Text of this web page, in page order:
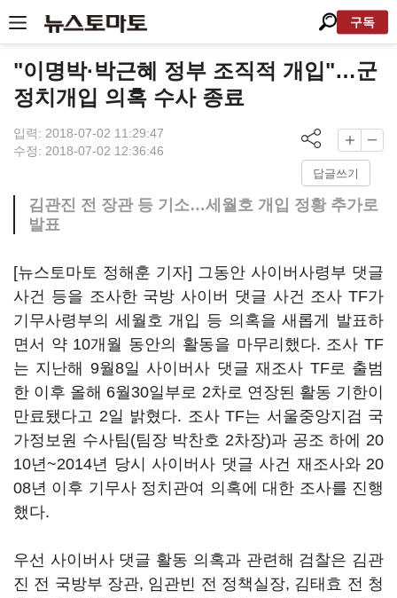
구독
"이명박·박근혜 정부 조직적 개입"…군
정치개입 의혹 수사 종료
입력: 2018-07-02 11:29:47
수정: 2018-07-02 12:36:46
답글쓰기
김관진 전 장관 등 기소…세월호 개입 정황 추가로
발표
[뉴스토마토 정해훈 기자] 그동안 사이버사령부 댓글
사건 등을 조사한 국방 사이버 댓글 사건 조사 TF가
기무사령부의 세월호 개입 등 의혹을 새롭게 발표하
면서 약 10개월 동안의 활동을 마무리했다. 조사 TF
는 지난해 9월8일 사이버사 댓글 재조사 TF로 출범
한 이후 올해 6월30일부로 2차로 연장된 활동 기한이
만료됐다고 2일 밝혔다. 조사 TF는 서울중앙지검 국
가정보원 수사팀(팀장 박찬호 2차장)과 공조 하에 20
10년~2014년 당시 사이버사 댓글 사건 재조사와 20
08년 이후 기무사 정치관여 의혹에 대한 조사를 진행
했다.
우선 사이버사 댓글 활동 의혹과 관련해 검찰은 김관
진 전 국방부 장관, 임관빈 전 정책실장, 김태효 전 청